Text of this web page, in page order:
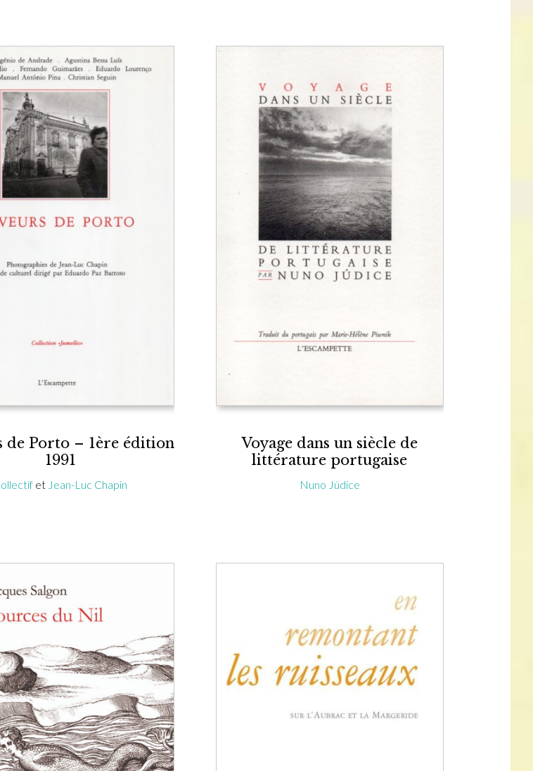
de Porto – 1ère édition
1991
et Jean-Luc Chapin
Voyage dans un siècle de
littérature portugaise
Nuno Júdice